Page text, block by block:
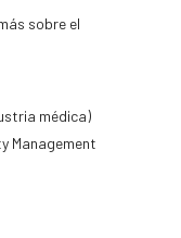
sobre el
médica)
Management